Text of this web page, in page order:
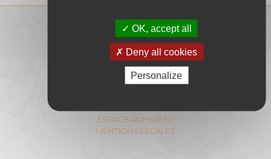
COMITÉ INTERPROFESSIONNEL
DU BOIS-ENERGIE
11 Rue Berryer - 75008 PARIS
contact@cibe.fr
ESPACE ADHERENT
MENTIONS LEGALES
OK, accept all
Deny all cookies
Personalize